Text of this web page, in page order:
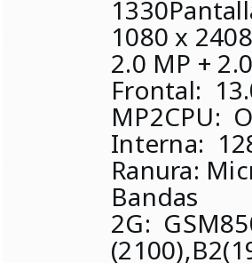
1330
1080 x
2.0 MP +
Frontal:
MP2CPU:
Interna:
Ranura:
Bandas
2G: